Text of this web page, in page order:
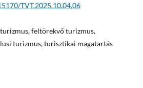
TVT.2025.10.04.06
feltörekvő turizmus,
turizmus, turisztikai magatartás